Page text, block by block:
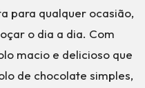
para qualquer ocasião,
o dia a dia. Com
macio e delicioso que
de chocolate simples,